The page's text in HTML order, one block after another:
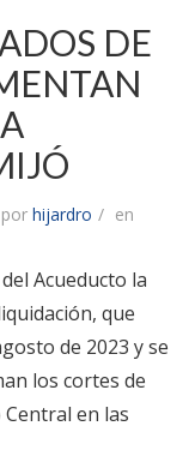
DE
por hijardro
en
Acueducto la
que
de 2023 y se
los cortes de
en las